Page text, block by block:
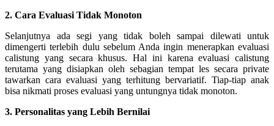
2. Cara Evaluasi Tidak Monoton
Selanjutnya ada segi yang tidak boleh sampai dilewati untuk
dimengerti terlebih dulu sebelum Anda ingin menerapkan evaluasi
calistung yang secara khusus. Hal ini karena evaluasi calistung
terutama yang disiapkan oleh sebagian tempat les secara private
tawarkan cara evaluasi yang terhitung bervariatif. Tiap-tiap anak
bisa nikmati proses evaluasi yang untungnya tidak monoton.
3. Personalitas yang Lebih Bernilai